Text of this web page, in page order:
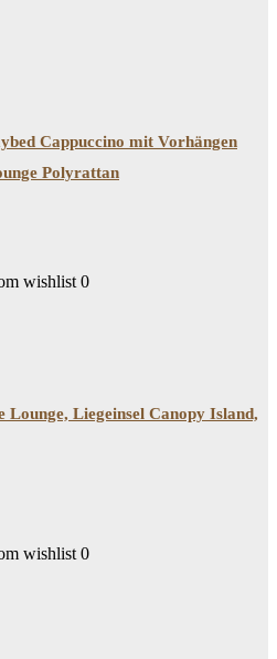
Cappuccino mit Vorhängen
Polyrattan
wishlist 0
Lounge, Liegeinsel Canopy Island,
wishlist 0